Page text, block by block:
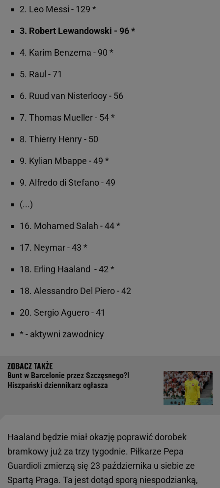
2. Leo Messi - 129 *
3. Robert Lewandowski - 96 *
4. Karim Benzema - 90 *
5. Raul - 71
6. Ruud van Nisterlooy - 56
7. Thomas Mueller - 54 *
8. Thierry Henry - 50
9. Kylian Mbappe - 49 *
9. Alfredo di Stefano - 49
(...)
16. Mohamed Salah - 44 *
17. Neymar - 43 *
18. Erling Haaland - 42 *
18. Alessandro Del Piero - 42
20. Sergio Aguero - 41
* - aktywni zawodnicy
Bunt w Barcelonie przez Szczęsnego?!
Hiszpański dziennikarz ogłasza
Haaland będzie miał okazję poprawić dorobek
bramkowy już za trzy tygodnie. Piłkarze Pepa
Guardioli zmierzą się 23 października u siebie ze
Spartą Praga. Ta jest dotąd sporą niespodzianką,